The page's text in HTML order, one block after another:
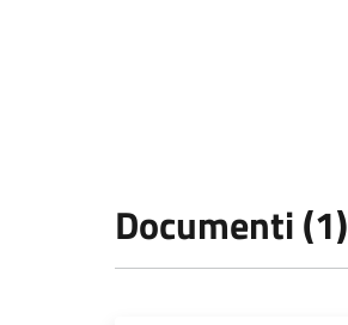
Documenti (1)